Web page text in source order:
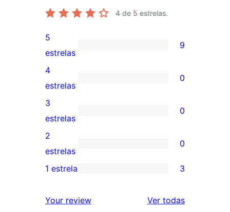
4 de 5 estrelas.
9
avaliações
com
5
estrelas
5
estrelas
9
0
avaliação
com
4
estrela
4
estrelas
0
0
avaliação
com
3
3
estrelas
0
0
avaliação
2
2
estrelas
0
com
1 estrela 3
Your review Ver todasavaliações